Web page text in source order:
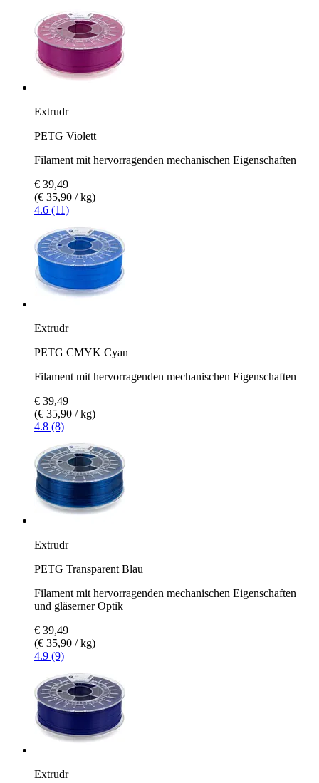
Extrudr
PETG Violett
Filament mit hervorragenden mechanischen Eigenschaften
€ 39,49
(€ 35,90 / kg)
4.6 (11)
Extrudr
PETG CMYK Cyan
Filament mit hervorragenden mechanischen Eigenschaften
€ 39,49
(€ 35,90 / kg)
4.8 (8)
Extrudr
PETG Transparent Blau
Filament mit hervorragenden mechanischen Eigenschaften
und gläserner Optik
€ 39,49
(€ 35,90 / kg)
4.9 (9)
Extrudr